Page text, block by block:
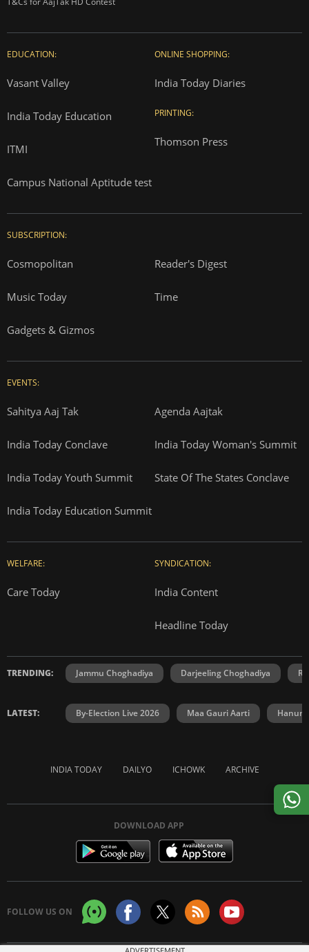
EDUCATION:
Vasant Valley
India Today Education
ITMI
Campus National Aptitude test
ONLINE SHOPPING:
India Today Diaries
PRINTING:
Thomson Press
SUBSCRIPTION:
Cosmopolitan Reader's Digest
Music Today Time
Gadgets & Gizmos
EVENTS:
Sahitya Aaj Tak Agenda Aajtak
India Today Conclave India Today Woman's Summit
India Today Youth Summit State Of The States Conclave
India Today Education Summit
WELFARE:
Care Today
SYNDICATION:
India Content
Headline Today
TRENDING: Jammu Choghadiya Darjeeling Choghadiya
LATEST: By-Election Live 2026 Maa Gauri Aarti
INDIA TODAY DAILYO ICHOWK ARCHIVE
DOWNLOAD APP
FOLLOW US ON